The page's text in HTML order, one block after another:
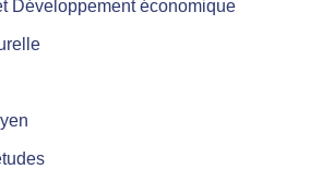
Développement économique